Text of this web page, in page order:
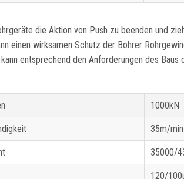
die Aktion von Push zu beenden und
einen wirksamen Schutz der Bohrer
entsprechend den Anforderungen des
1000kN
35m/min
35000/
120/